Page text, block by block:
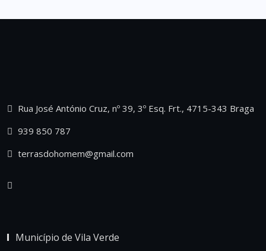
Rua José António Cruz, nº 39, 3º Esq. Frt., 4715-343 Braga
939 850 787
terrasdohomem@gmail.com
Município de Vila Verde